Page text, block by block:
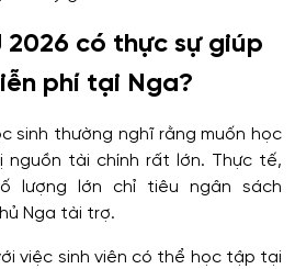
2026 có thực sự giúp
phí tại Nga?
sinh thường nghĩ rằng muốn học
nguồn tài chính rất lớn. Thực tế,
lượng lớn chỉ tiêu ngân sách
Nga tài trợ.
việc sinh viên có thể học tập tại